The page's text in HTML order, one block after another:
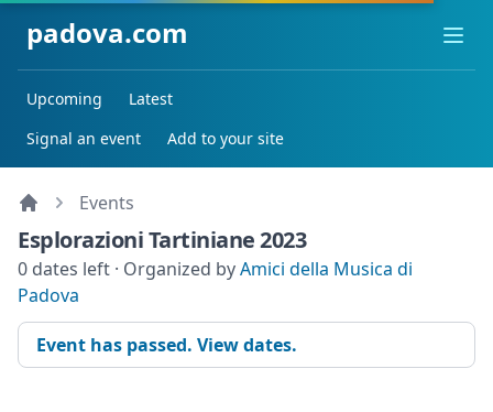
padova.com
Upcoming
Latest
Signal an event
Add to your site
Events
Esplorazioni Tartiniane 2023
0 dates left · Organized byAmici della Musica di
Padova
Event has passed. View dates.